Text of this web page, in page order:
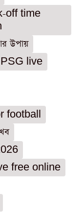
off time
উপায়
live
football
free online